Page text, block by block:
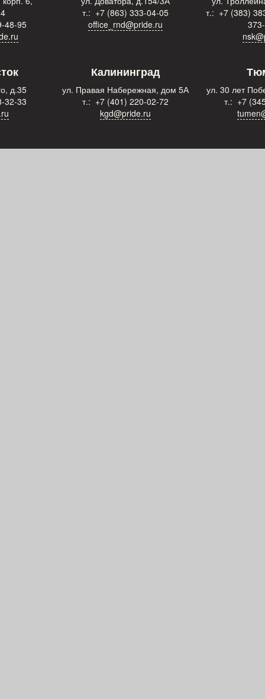
48-95
т.: +7 (863) 333-04-05
office_rnd@pride.ru
т.: +7 (383)
д.35
32-33
Калининград
ул. Правая Набережная, дом 5А
т.: +7 (401) 220-02-72
kgd@pride.ru
ул. 30 лет
т.: +7